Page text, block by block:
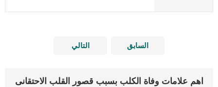
السابق التالي
اهم علامات وفاة الكلب بسبب قصور القلب الاحتقانى